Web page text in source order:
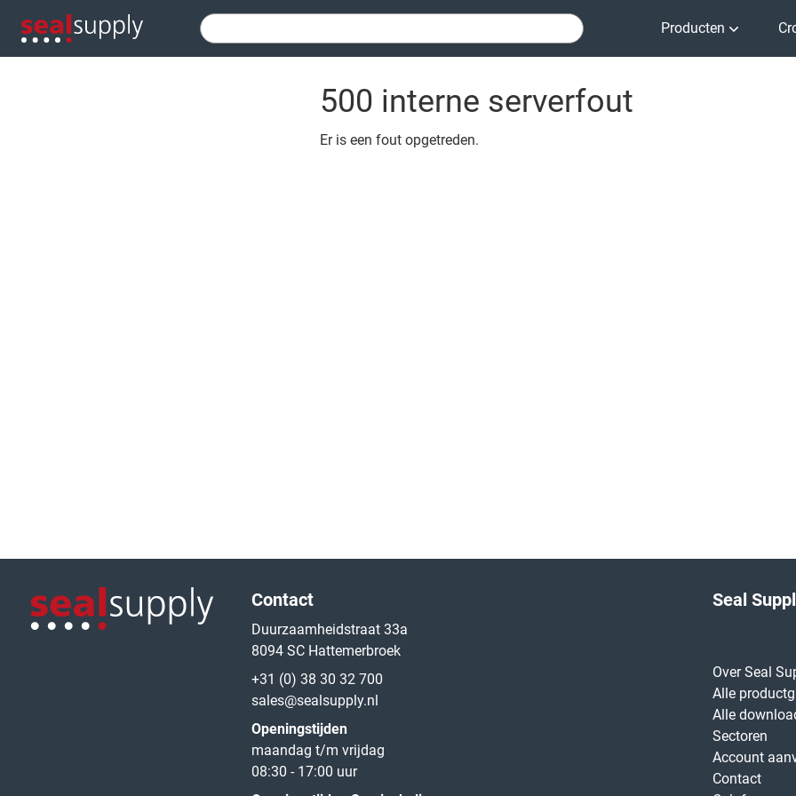
Producten
500 interne serverfout
Er is een fout opgetreden.
Contact
Duurzaamheidstraat 33a
8094 SC Hattemerbroek
+31 (0) 38 30 32 700
sales@sealsupply.nl
Openingstijden
maandag t/m vrijdag
08:30 - 17:00 uur
Seal
Over Seal
Alle
Alle
Sectoren
Account
Contact
Logo van de website